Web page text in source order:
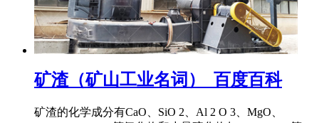
矿渣（矿山工业名词）_百度百科
矿渣的化学成分有CaO、SiO 2、Al 2 O 3、MgO、